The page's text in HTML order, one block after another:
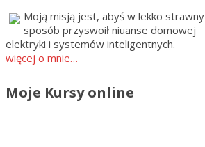
Moją misją jest, abyś w lekko strawny
sposób przyswoił niuanse domowej
elektryki i systemów inteligentnych.
więcej o mnie…
Moje Kursy online